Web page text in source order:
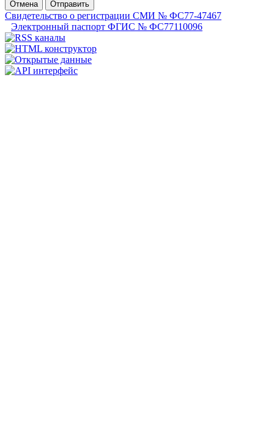
Отмена
Отправить
Свидетельство о регистрации СМИ № ФС77-47467
Электронный паспорт ФГИС № ФС77110096